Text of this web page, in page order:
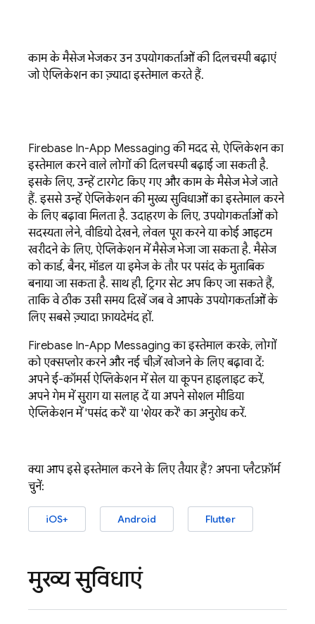
काम के मैसेज भेजकर उन उपयोगकर्ताओं की दिलचस्पी बढ़ाएं
जो ऐप्लिकेशन का ज़्यादा इस्तेमाल करते हैं.
Firebase In-App Messaging की मदद से, ऐप्लिकेशन का
इस्तेमाल करने वाले लोगों की दिलचस्पी बढ़ाई जा सकती है.
इसके लिए, उन्हें टारगेट किए गए और काम के मैसेज भेजे जाते
हैं. इससे उन्हें ऐप्लिकेशन की मुख्य सुविधाओं का इस्तेमाल करने
के लिए बढ़ावा मिलता है. उदाहरण के लिए, उपयोगकर्ताओं को
सदस्यता लेने, वीडियो देखने, लेवल पूरा करने या कोई आइटम
खरीदने के लिए, ऐप्लिकेशन में मैसेज भेजा जा सकता है. मैसेज
को कार्ड, बैनर, मॉडल या इमेज के तौर पर पसंद के मुताबिक
बनाया जा सकता है. साथ ही, ट्रिगर सेट अप किए जा सकते हैं,
ताकि वे ठीक उसी समय दिखें जब वे आपके उपयोगकर्ताओं के
लिए सबसे ज़्यादा फ़ायदेमंद हों.
Firebase In-App Messaging का इस्तेमाल करके, लोगों
को एक्सप्लोर करने और नई चीज़ें खोजने के लिए बढ़ावा दें:
अपने ई-कॉमर्स ऐप्लिकेशन में सेल या कूपन हाइलाइट करें,
अपने गेम में सुराग या सलाह दें या अपने सोशल मीडिया
ऐप्लिकेशन में 'पसंद करें' या 'शेयर करें' का अनुरोध करें.
क्या आप इसे इस्तेमाल करने के लिए तैयार हैं? अपना प्लैटफ़ॉर्म
चुनें:
iOS+ Android Flutter
मुख्य सुविधाएं